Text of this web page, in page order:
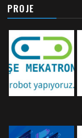
PROJE